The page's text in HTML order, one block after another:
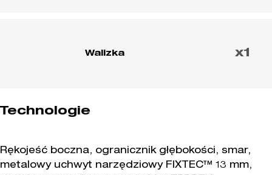
Walizka x1
Technologie
Rękojeść boczna, ogranicznik głębokości, smar,
metalowy uchwyt narzędziowy FIXTEC™ 13 mm,